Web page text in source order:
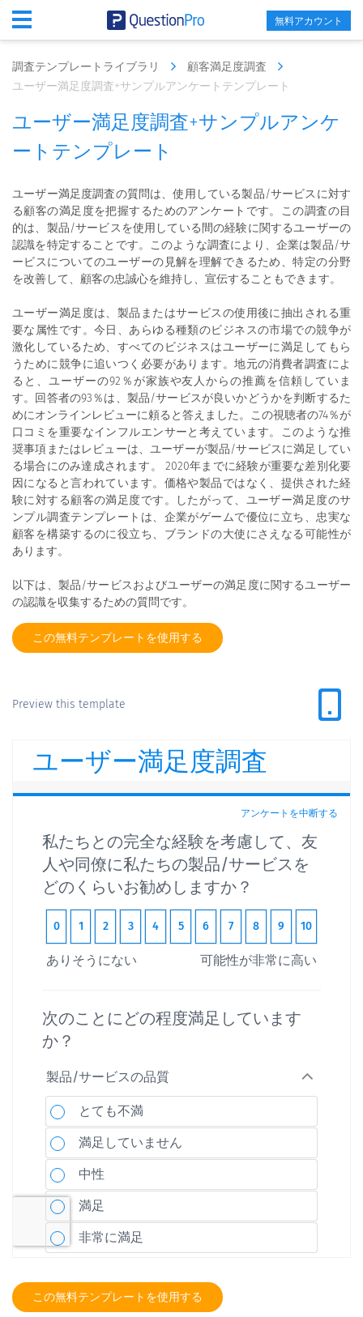
無料アカウント
調査テンプレートライブラリ
顧客満足度調査
ユーザー満足度調査+サンプルアンケートテンプレート
ユーザー満足度調査+サンプルアンケ
ートテンプレート
ユーザー満足度調査の質問は、使用している製品/サービスに対す
る顧客の満足度を把握するためのアンケートです。この調査の目
的は、製品/サービスを使用している間の経験に関するユーザーの
認識を特定することです。このような調査により、企業は製品/サ
ービスについてのユーザーの見解を理解できるため、特定の分野
を改善して、顧客の忠誠心を維持し、宣伝することもできます。
ユーザー満足度は、製品またはサービスの使用後に抽出される重
要な属性です。今日、あらゆる種類のビジネスの市場での競争が
激化しているため、すべてのビジネスはユーザーに満足してもら
うために競争に追いつく必要があります。地元の消費者調査によ
ると、ユーザーの92％が家族や友人からの推薦を信頼していま
す。回答者の93％は、製品/サービスが良いかどうかを判断するた
めにオンラインレビューに頼ると答えました。この視聴者の74％が
口コミを重要なインフルエンサーと考えています。このような推
奨事項またはレビューは、ユーザーが製品/サービスに満足してい
る場合にのみ達成されます。 2020年までに経験が重要な差別化要
因になると言われています。価格や製品ではなく、提供された経
験に対する顧客の満足度です。したがって、ユーザー満足度のサ
ンプル調査テンプレートは、企業がゲームで優位に立ち、忠実な
顧客を構築するのに役立ち、ブランドの大使にさえなる可能性が
あります。
以下は、製品/サービスおよびユーザーの満足度に関するユーザー
の認識を収集するための質問です。
この無料テンプレートを使用する
Preview this template
この無料テンプレートを使用する